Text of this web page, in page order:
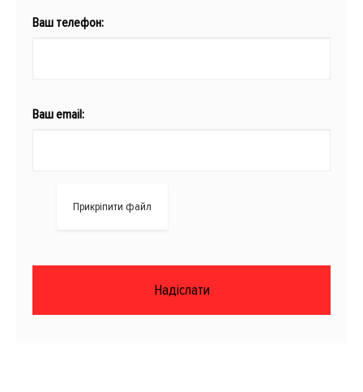
Ваш телефон:
Ваш email:
Прикріпити файл
Надіслати